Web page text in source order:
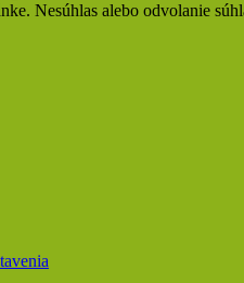
Nesúhlas alebo odvolanie